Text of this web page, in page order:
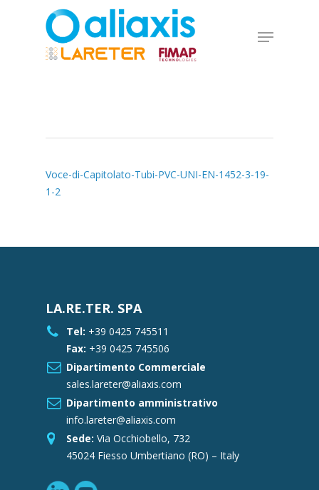
Menu
Voce-di-Capitolato-Tubi-PVC-UNI-EN-1452-3-19-
1-2
LA.RE.TER. SPA
Tel: +39 0425 745511
Fax: +39 0425 745506
Dipartimento Commerciale
sales.lareter@aliaxis.com
Dipartimento amministrativo
info.lareter@aliaxis.com
Sede: Via Occhiobello, 732
45024 Fiesso Umbertiano (RO) – Italy